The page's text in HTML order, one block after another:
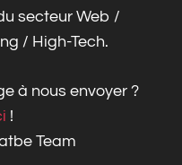
secteur Web /
/ High-Tech.
à nous envoyer ?
!
Team